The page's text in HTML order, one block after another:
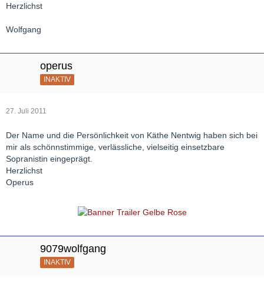
Herzlichst
Wolfgang
operus
INAKTIV
27. Juli 2011
Der Name und die Persönlichkeit von Käthe Nentwig haben sich bei
mir als schönnstimmige, verlässliche, vielseitig einsetzbare
Sopranistin eingeprägt.
Herzlichst
Operus
9079wolfgang
INAKTIV